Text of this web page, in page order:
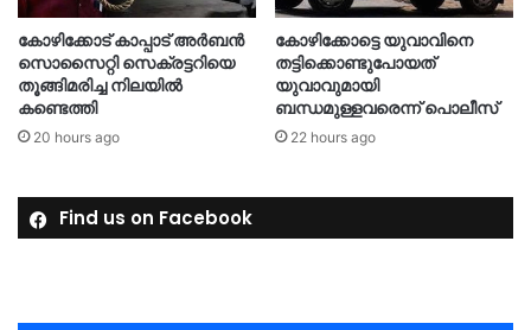
കോഴിക്കോട് കാപ്പാട് അര്‍ബന്‍
സൊസൈറ്റി സെക്രട്ടറിയെ
തൂങ്ങിമരിച്ച നിലയിൽ
കണ്ടെത്തി
20 hours ago
കോഴിക്കോട്ടെ യുവാവിനെ
തട്ടിക്കൊണ്ടുപോയത്
യുവാവുമായി
ബന്ധമുള്ളവരെന്ന് പൊലീസ്
22 hours ago
Find us on Facebook